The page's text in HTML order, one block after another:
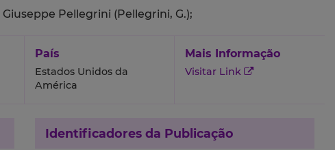
Giuseppe Pellegrini (Pellegrini, G.);
País
Estados Unidos da
América
Mais Informação
Visitar Link
Identificadores da Publicação